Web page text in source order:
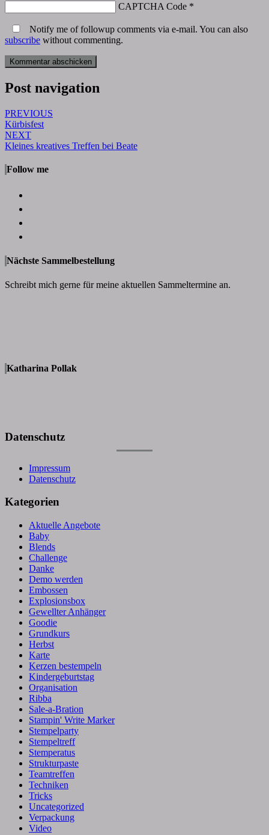
CAPTCHA Code *
Notify me of followup comments via e-mail. You can also
subscribe without commenting.
Post navigation
PREVIOUS
Kürbisfest
NEXT
Kleines kreatives Treffen bei Beate
Follow me
Nächste Sammelbestellung
Schreibt mich gerne für meine aktuellen Sammeltermine an.
Katharina Pollak
Datenschutz
Impressum
Datenschutz
Kategorien
Aktuelle Angebote
Baby
Blends
Challenge
Danke
Demo werden
Embossen
Explosionsbox
Gewellter Anhänger
Goodie
Grundkurs
Herbst
Karte
Kerzen bestempeln
Kindergeburtstag
Organisation
Ribba
Sale-a-Bration
Stampin' Write Marker
Stempelparty
Stempeltreff
Stemperatus
Strukturpaste
Teamtreffen
Techniken
Tricks
Uncategorized
Verpackung
Video